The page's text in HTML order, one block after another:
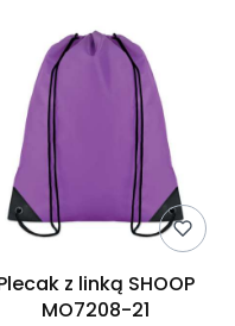
z linką SHOOP
MO7208-21